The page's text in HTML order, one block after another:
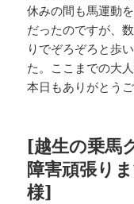
休みの間も馬運動
だったのですが、
りでぞろぞろと歩
た。ここまでの大
本日もありがとうご
[越生の乗馬
障害頑張り
様]